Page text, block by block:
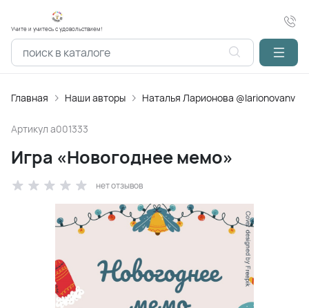
Учите и учитесь с удовольствием!
Главная Наши авторы Наталья Ларионова @larionovanv
Артикул a001333
Игра «Новогоднее мемо»
нет отзывов